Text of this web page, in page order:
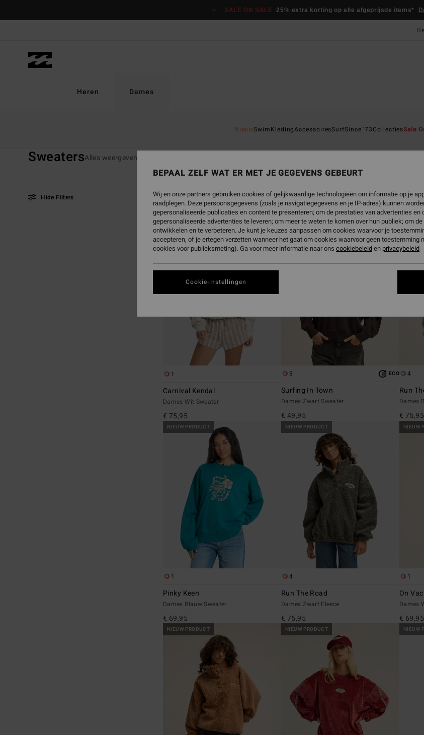
SALE ON SALE 25% extra korting op alle afgeprijsde items*
Heren Dames
NieuwSwimKledingAccessoiresSurfSince '73CollectiesSale
SweatersAlles weergeven
Hide Filters
Overslaan
naar
zoekfiltercriteria
Ga
naar
sorteren
NIEUW PRODUCT
1
Carnival Kendal
Dames Wit Sweater
€ 75,95
NIEUW PRODUCT
3 ECO
Surfing In Town
Dames Zwart Sweater
€ 49,95
NIEUW
4
Run
Dames
€ 75,95
NIEUW PRODUCT
1
Pinky Keen
Dames Blauw Sweater
€ 69,95
NIEUW PRODUCT
4
Run The Road
Dames Zwart Fleece
€ 75,95
NIEUW
1
On
Dames
€ 69,95
NIEUW PRODUCT NIEUW PRODUCT NIEUW
BEPAAL ZELF WAT ER MET JE GEGEVENS GEBEURT
Wij en onze partners gebruiken cookies of gelijkwaardige technologieën om informatie op je
raadplegen. Deze persoonsgegevens (zoals je navigatiegegevens en je IP-adres) kunnen
gepersonaliseerde publicaties en content te presenteren; om de prestaties van advertenties en
gepersonaliseerde advertenties te leveren; om meer te weten te komen over hun publiek; om
ontwikkelen en te verbeteren. Je kunt je keuzes aanpassen om cookies waarvoor je
accepteren, of je ertegen verzetten wanneer het gaat om cookies waarvoor geen toestemming
cookies voor publieksmeting). Ga voor meer informatie naar ons cookiebeleiden privacybeleid
Cookie-instellingen